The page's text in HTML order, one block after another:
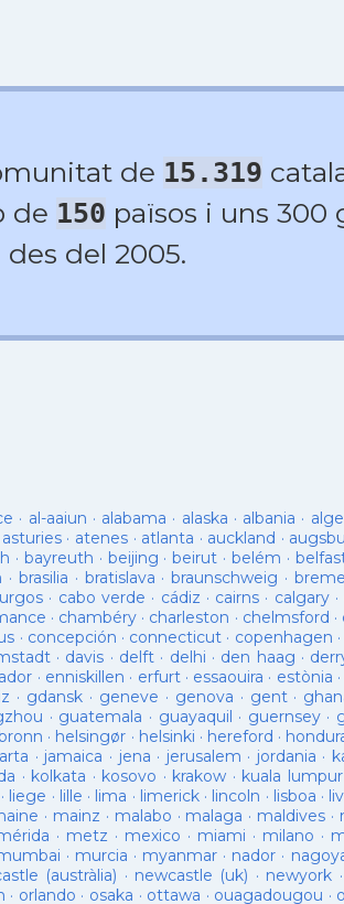
de 15.319
de 150 països i uns 300
des del 2005.
· al-aaiun · alabama · alaska · albania ·
asturies· atenes · atlanta · auckland ·
· bayreuth · beijing ·beirut · belém ·
· brasilia · bratislava ·braunschweig ·
· cabo verde · cádiz · cairns · calgary·
· chambéry · charleston · chelmsford ·
· concepción · connecticut · copenhagen ·
· davis · delft· delhi · den haag ·
· enniskillen · erfurt· essaouira · estònia ·
· gdansk · geneve · genova · gent·
· guatemala · guayaquil · guernsey·
· helsingør · helsinki · hereford ·
· jamaica · jena · jerusalem · jordania ·
· kolkata · kosovo · krakow · kuala lumpur
· liege · lille · lima · limerick· lincoln · lisboa ·
· mainz · malabo · malaga · maldives ·
· metz · mexico · miami · milano ·
· murcia · myanmar · nador ·
(austràlia) · newcastle (uk) · newyork ·
· orlando · osaka · ottawa · ouagadougou ·